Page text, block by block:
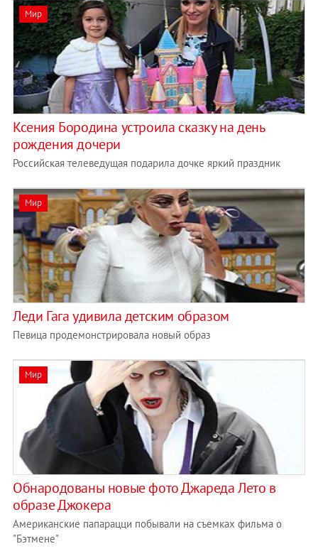
Мир
Ксения Бородина устроила сказку на день
рождения дочери
Российская телеведущая подарила дочке яркий праздник
Мир
Леди Гага удивила детским образом
Певица продемонстрировала новый образ
Мир
Обнародованы новые фото Джареда Лето в
образе Джокера
Американские папарацци побывали на съемках фильма о
"Бэтмене"